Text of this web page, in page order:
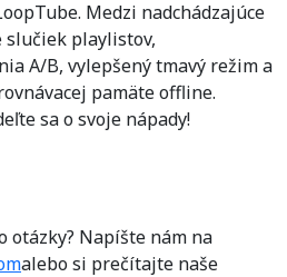
Medzi nadchádzajúce
playlistov,
A/B, vylepšený tmavý režim a
pamäte offline.
sa o svoje nápady!
otázky? Napíšte nám na
alebo si prečítajte naše